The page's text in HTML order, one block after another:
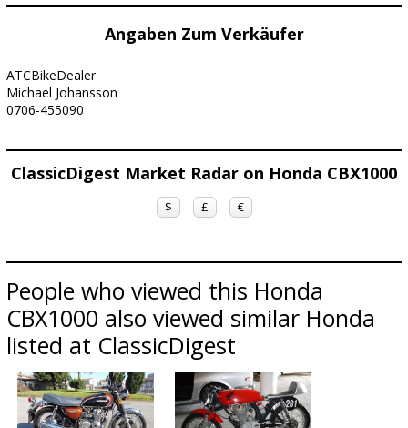
Angaben Zum Verkäufer
ATCBikeDealer
Michael Johansson
0706-455090
ClassicDigest Market Radar on Honda CBX1000
$ £ €
People who viewed this Honda
CBX1000 also viewed similar Honda
listed at ClassicDigest